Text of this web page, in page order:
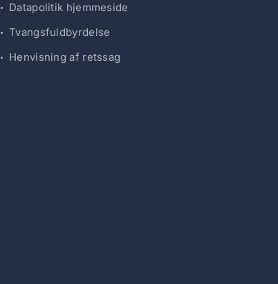
Datapolitik hjemmeside
Tvangsfuldbyrdelse
Henvisning af retssag